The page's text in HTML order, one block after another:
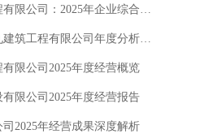
江苏亚隆路桥工程有限公司：2025年企业综合分析
四川省广汉市第九建筑工程有限公司年度分析-2025
限公司2025年度经营概览
限公司2025年度经营报告
2025年经营成果深度解析